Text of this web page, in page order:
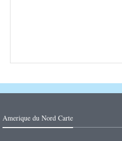
Amerique du Nord Carte